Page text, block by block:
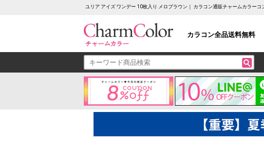
ユリア アイズ ワンデー 10枚入り メロブラウン｜ カラコン通販チャームカラーコ
カラコン全品送料無料